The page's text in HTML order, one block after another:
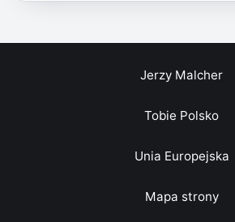
Jerzy Malcher
Tobie Polsko
Unia Europejska
Mapa strony